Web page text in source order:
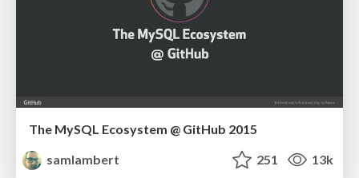
The MySQL Ecosystem @ GitHub 2015
samlambert
251 13k